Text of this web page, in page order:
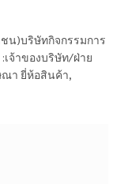
น)บริษัทกิจกรรมการ
จ้าของบริษัท/ฝ่าย
า ยี่ห้อสินค้า,